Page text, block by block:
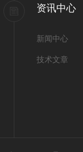
资讯中心
新闻中心
技术文章